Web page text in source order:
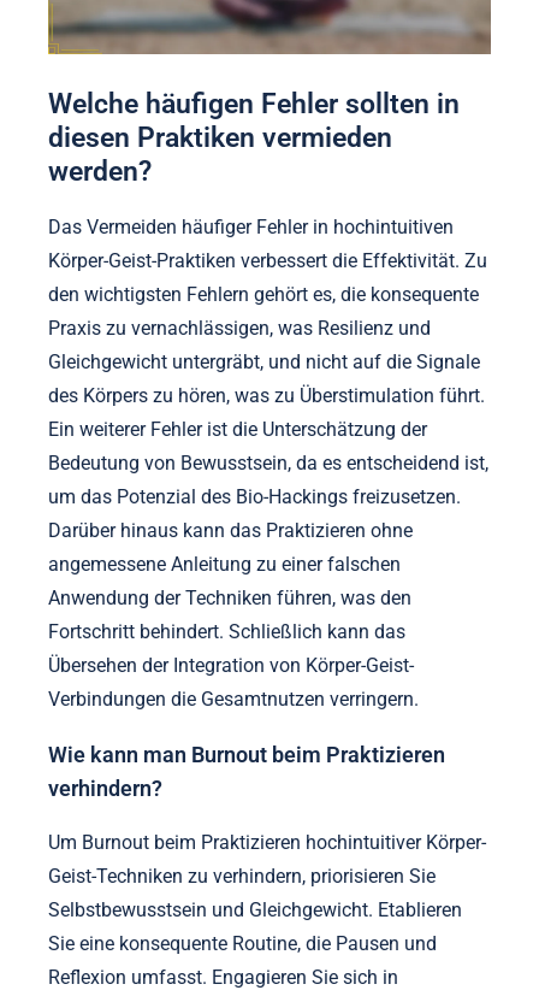
Welche häufigen Fehler sollten in
diesen Praktiken vermieden
werden?
Das Vermeiden häufiger Fehler in hochintuitiven
Körper-Geist-Praktiken verbessert die Effektivität. Zu
den wichtigsten Fehlern gehört es, die konsequente
Praxis zu vernachlässigen, was Resilienz und
Gleichgewicht untergräbt, und nicht auf die Signale
des Körpers zu hören, was zu Überstimulation führt.
Ein weiterer Fehler ist die Unterschätzung der
Bedeutung von Bewusstsein, da es entscheidend ist,
um das Potenzial des Bio-Hackings freizusetzen.
Darüber hinaus kann das Praktizieren ohne
angemessene Anleitung zu einer falschen
Anwendung der Techniken führen, was den
Fortschritt behindert. Schließlich kann das
Übersehen der Integration von Körper-Geist-
Verbindungen die Gesamtnutzen verringern.
Wie kann man Burnout beim Praktizieren
verhindern?
Um Burnout beim Praktizieren hochintuitiver Körper-
Geist-Techniken zu verhindern, priorisieren Sie
Selbstbewusstsein und Gleichgewicht. Etablieren
Sie eine konsequente Routine, die Pausen und
Reflexion umfasst. Engagieren Sie sich in